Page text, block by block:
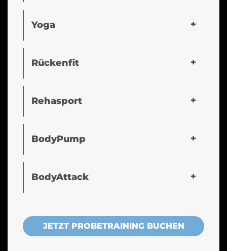
Yoga
Rückenfit
Rehasport
BodyPump
BodyAttack
JETZT PROBETRAINING BUCHEN